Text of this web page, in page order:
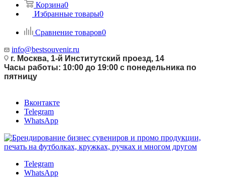
Корзина0
Избранные товары0
Сравнение товаров0
info@bestsouvenir.ru
г. Москва, 1-й Институтский проезд, 14
Часы работы: 10:00 до 19:00 с понедельника по
пятницу
Вконтакте
Telegram
WhatsApp
Telegram
WhatsApp